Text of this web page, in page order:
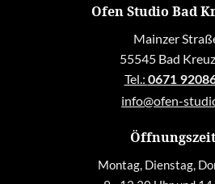
Ofen Studio Bad
Mainzer
55545 Bad
Tel.: 0671
info@ofen-
Montag, Dienstag,